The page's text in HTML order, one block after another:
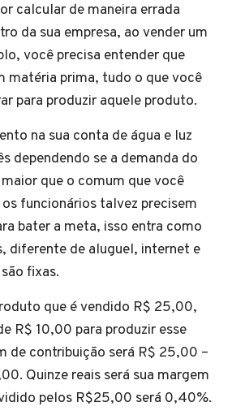
calcular de maneira errada
da sua empresa, ao vender um
você precisa entender que
matéria prima, tudo o que você
para produzir aquele produto.
na sua conta de água e luz
dependendo se a demanda do
que o comum que você
funcionários talvez precisem
bater a meta, isso entra como
diferente de aluguel, internet e
fixas.
que é vendido R$ 25,00,
R$ 10,00 para produzir esse
de contribuição será R$ 25,00 –
Quinze reais será sua margem
pelos R$25,00 será 0,40%.